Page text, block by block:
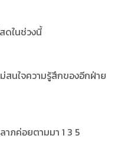
ดในช่วงนี้
สนใจความรู้สึกของอีกฝ่าย
าภค่อยตามมา 1 3 5